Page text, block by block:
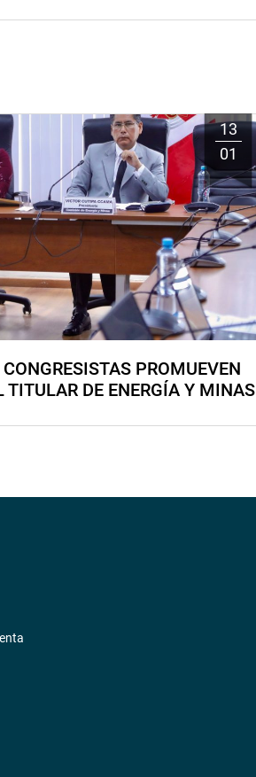
13
01
PROMUEVEN
TITULAR DE ENERGÍA Y MINAS